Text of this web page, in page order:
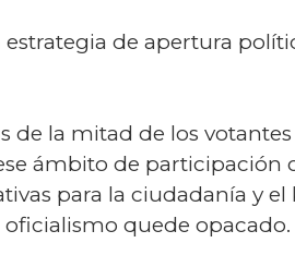
de apertura
de la mitad de los
ámbito de participación
para la ciudadanía y
quede opacado.